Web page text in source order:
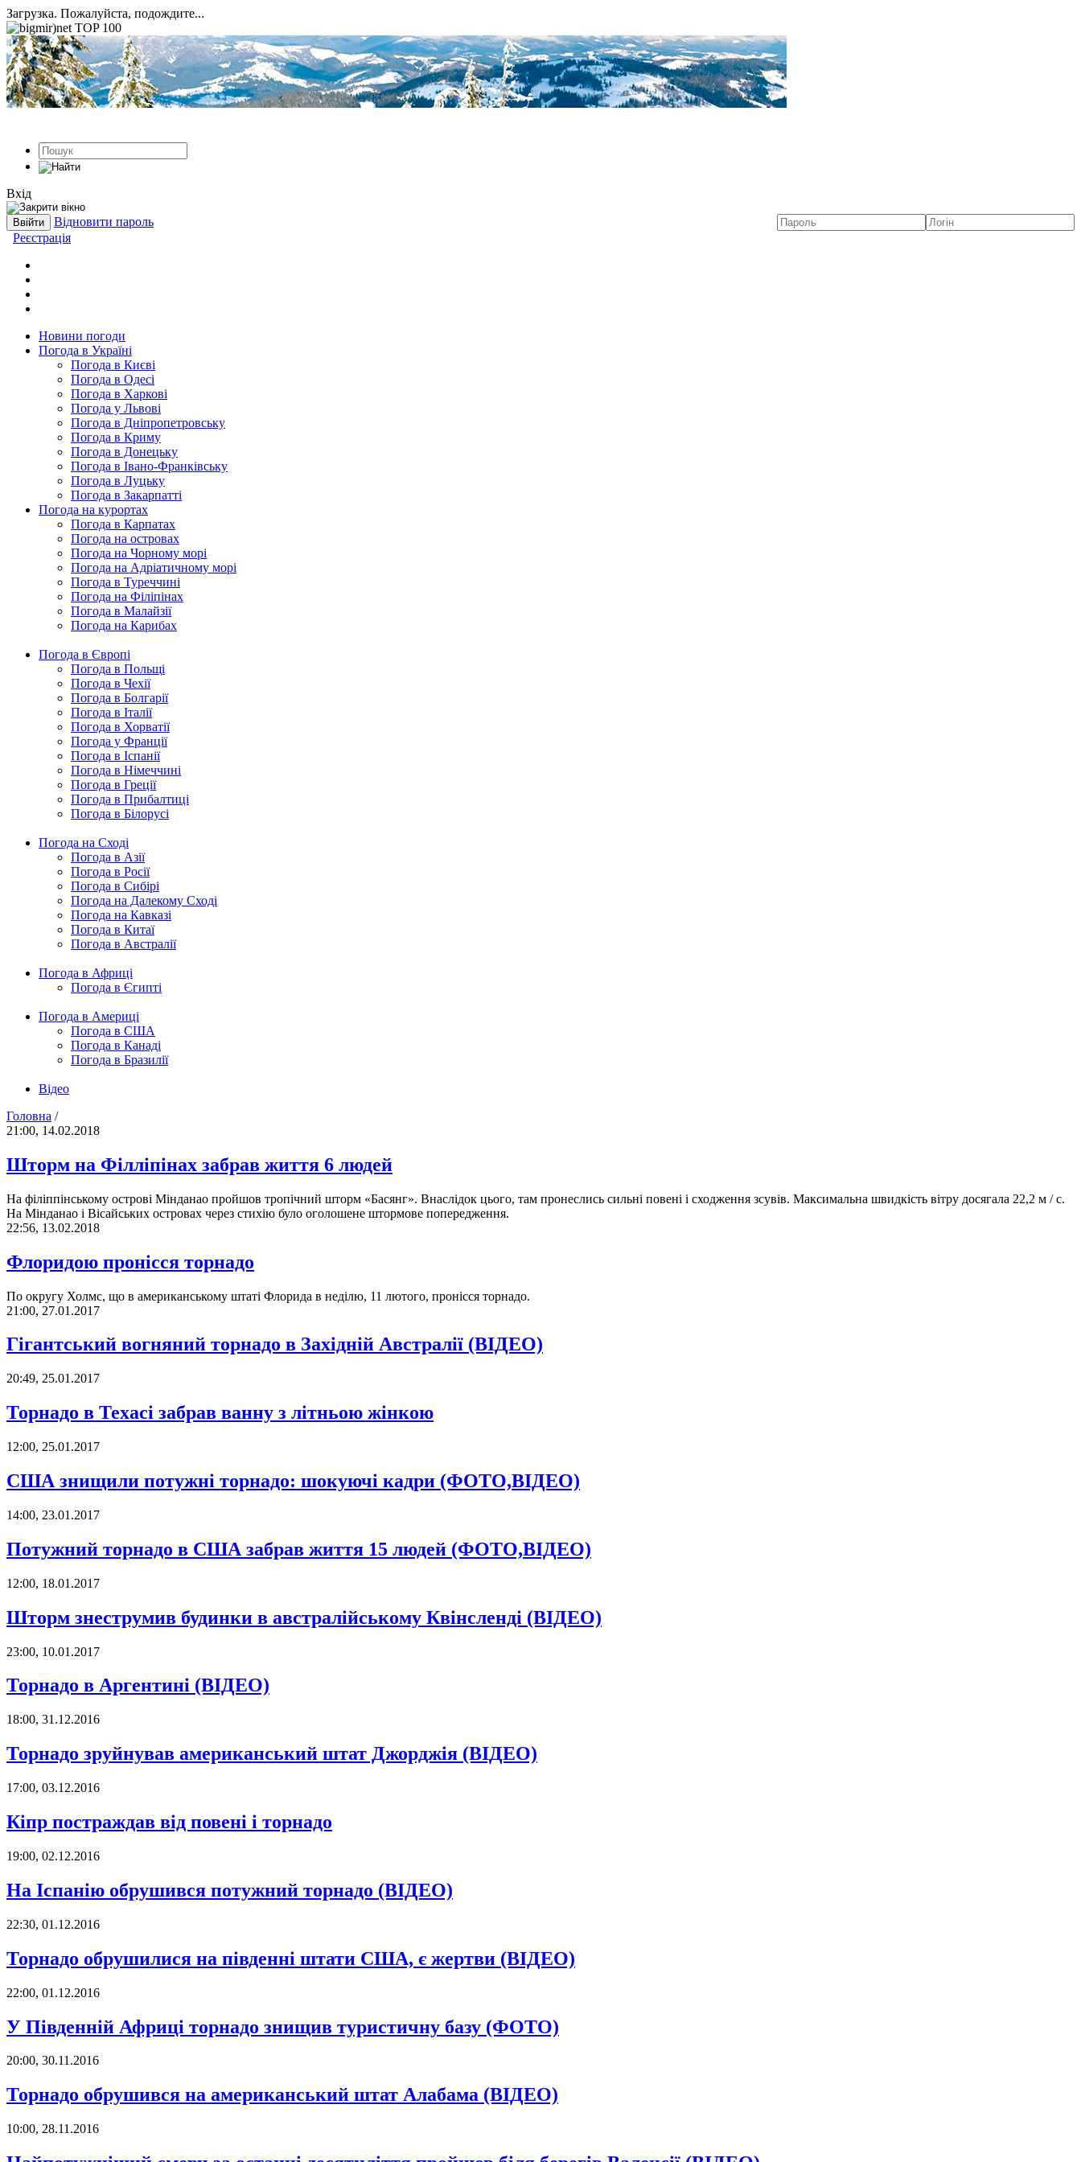
Загрузка. Пожалуйста, подождите...
Вхід
Відновити пароль
Реєстрація
Новини погоди
Погода в Україні
Погода в Києві
Погода в Одесі
Погода в Харкові
Погода у Львові
Погода в Дніпропетровську
Погода в Криму
Погода в Донецьку
Погода в Івано-Франківську
Погода в Луцьку
Погода в Закарпатті
Погода на курортах
Погода в Карпатах
Погода на островах
Погода на Чорному морі
Погода на Адріатичному морі
Погода в Туреччині
Погода на Філіпінах
Погода в Малайзії
Погода на Карибах
Погода в Європі
Погода в Польщі
Погода в Чехії
Погода в Болгарії
Погода в Італії
Погода в Хорватії
Погода у Франції
Погода в Іспанії
Погода в Німеччині
Погода в Греції
Погода в Прибалтиці
Погода в Білорусі
Погода на Сході
Погода в Азії
Погода в Росії
Погода в Сибірі
Погода на Далекому Сході
Погода на Кавказі
Погода в Китаї
Погода в Австралії
Погода в Африці
Погода в Єгипті
Погода в Америці
Погода в США
Погода в Канаді
Погода в Бразилії
Відео
Головна /
21:00, 14.02.2018
Шторм на Філліпінах забрав життя 6 людей
На філіппінському острові Мінданао пройшов тропічний шторм «Басянг». Внаслідок цього, там пронеслись сильні повені і сходження зсувів. Максимальна швидкість вітру досягала 22,2 м / с.
На Мінданао і Вісайських островах через стихію було оголошене штормове попередження.
22:56, 13.02.2018
Флоридою пронісся торнадо
По округу Холмс, що в американському штаті Флорида в неділю, 11 лютого, пронісся торнадо.
21:00, 27.01.2017
Гігантський вогняний торнадо в Західній Австралії (ВІДЕО)
20:49, 25.01.2017
Торнадо в Техасі забрав ванну з літньою жінкою
12:00, 25.01.2017
США знищили потужні торнадо: шокуючі кадри (ФОТО,ВІДЕО)
14:00, 23.01.2017
Потужний торнадо в США забрав життя 15 людей (ФОТО,ВІДЕО)
12:00, 18.01.2017
Шторм знеструмив будинки в австралійському Квінсленді (ВІДЕО)
23:00, 10.01.2017
Торнадо в Аргентині (ВІДЕО)
18:00, 31.12.2016
Торнадо зруйнував американський штат Джорджія (ВІДЕО)
17:00, 03.12.2016
Кіпр постраждав від повені і торнадо
19:00, 02.12.2016
На Іспанію обрушився потужний торнадо (ВІДЕО)
22:30, 01.12.2016
Торнадо обрушилися на південні штати США, є жертви (ВІДЕО)
22:00, 01.12.2016
У Південній Африці торнадо знищив туристичну базу (ФОТО)
20:00, 30.11.2016
Торнадо обрушився на американський штат Алабама (ВІДЕО)
10:00, 28.11.2016